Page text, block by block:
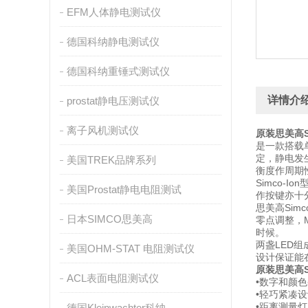
EFM人体静电测试仪
德国科纳静电测试仪
德国科纳重锤式测试仪
prostat静电压测试仪
离子风机测试仪
美国TREK品牌系列
美国Prostat静电电阻测试
日本SIMCO思美高
美国OHM-STAT 电阻测试仪
ACL表面电阻测试仪
详情介
原装思美高
是一款搭载
定，静电发
衡度作周期
Simco-Ion
作按键亦十
思美高
零点调整，
时候。
两盏LED组
设计保证能
原装思美高
•数字和颜
•轻巧紧凑